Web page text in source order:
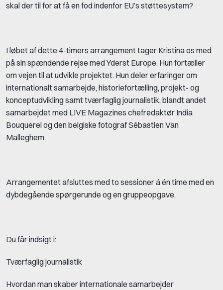
skal der til for at få en fod indenfor EU’s støttesystem?
I løbet af dette 4-timers arrangement tager Kristina os med
på sin spændende rejse med Yderst Europe. Hun fortæller
om vejen til at udvikle projektet. Hun deler erfaringer om
internationalt samarbejde, historiefortælling, projekt- og
konceptudvikling samt tværfaglig journalistik, blandt andet
samarbejdet med LIVE Magazines chefredaktør India
Bouquerel og den belgiske fotograf Sébastien Van
Malleghem.
Arrangementet afsluttes med to sessioner á én time med en
dybdegående spørgerunde og en gruppeopgave.
Du får indsigt i:
Tværfaglig journalistik
Hvordan man skaber internationale samarbejder